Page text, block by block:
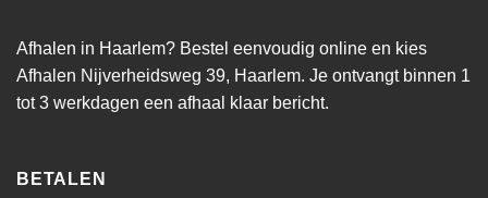
Afhalen in Haarlem? Bestel eenvoudig online en kies
Afhalen Nijverheidsweg 39, Haarlem. Je ontvangt binnen 1
tot 3 werkdagen een afhaal klaar bericht.
BETALEN